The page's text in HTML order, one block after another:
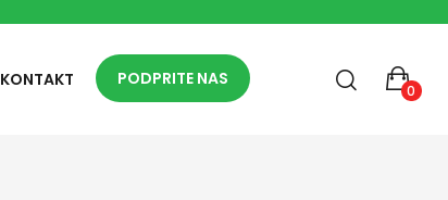
KONTAKT PODPRITE NAS
0